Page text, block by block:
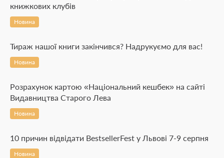
книжкових клубів
Новина
Тираж нашої книги закінчився? Надрукуємо для вас!
Новина
Розрахунок картою «Національний кешбек» на сайті
Видавництва Старого Лева
Новина
10 причин відвідати BestsellerFest у Львові 7-9 серпня
Новина